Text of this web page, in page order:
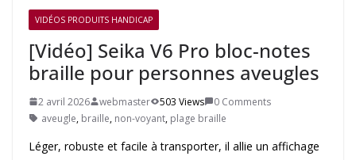
VIDÉOS PRODUITS HANDICAP
[Vidéo] Seika V6 Pro bloc-notes
braille pour personnes aveugles
2 avril 2026 webmaster 503 Views
0 Comments
aveugle, braille, non-voyant, plage braille
Léger, robuste et facile à transporter, il allie un affichage